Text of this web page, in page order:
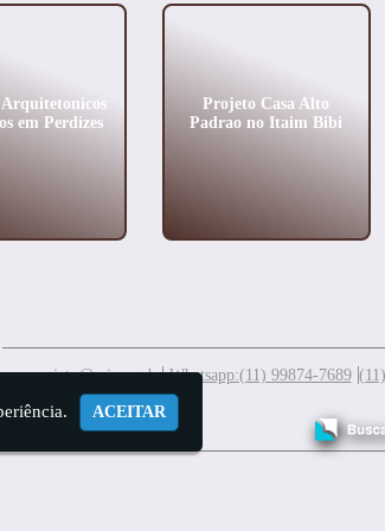
em Perdizes
Projeto Casa Alto
Padrao no Itaim Bibi
meuprojeto@mis.arq.br Whatsapp:(11) 99874-7689
ACEITAR